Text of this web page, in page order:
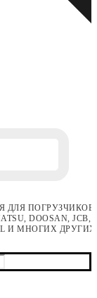
ДЛЯ ПОГРУЗЧИКОВ
DOOSAN, JCB,
И МНОГИХ ДРУГИХ